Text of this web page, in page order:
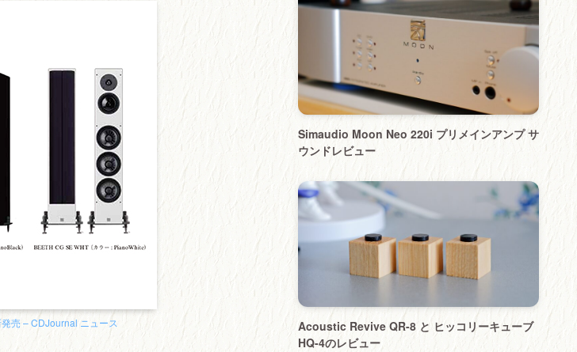
売 – CDJournal ニュース
Simaudio Moon Neo 220i プリメインアンプ サ
ウンドレビュー
Acoustic Revive QR-8 と ヒッコリーキューブ
HQ-4のレビュー